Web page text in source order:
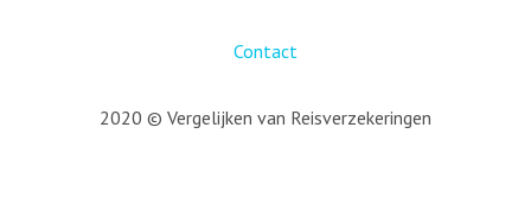
Contact
2020 © Vergelijken van Reisverzekeringen